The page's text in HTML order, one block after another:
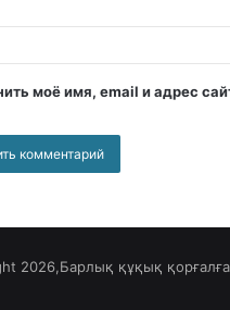
моё имя, email и адрес
2026,Барлық құқық